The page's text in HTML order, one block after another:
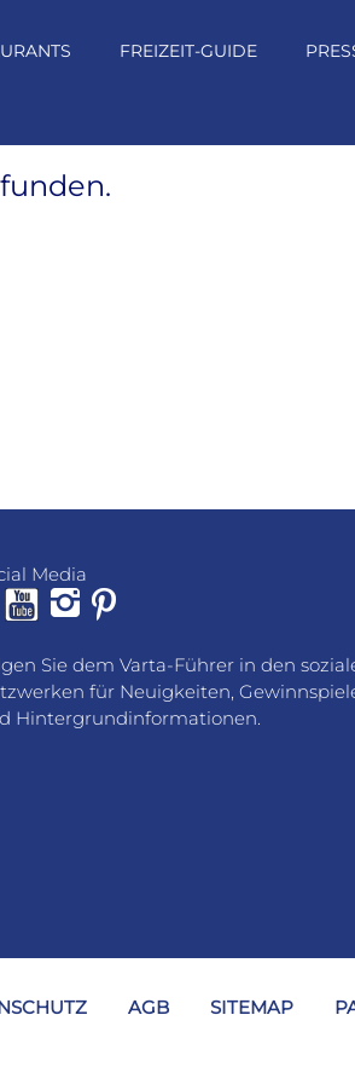
FREIZEIT-GUIDE
Media
Sie dem Varta-Führer in den
für Neuigkeiten,
Hintergrundinformationen.
AGB SITEMAP